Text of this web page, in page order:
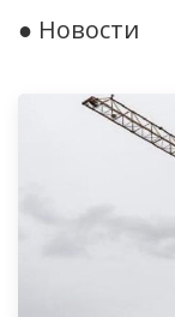
● Новости